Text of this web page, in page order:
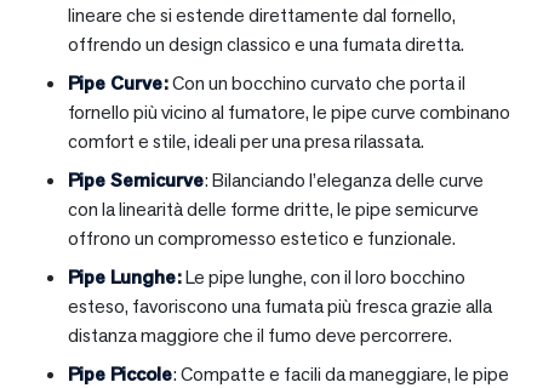
lineare che si estende direttamente dal fornello,
offrendo un design classico e una fumata diretta.
Pipe Curve:Con un bocchino curvato che porta il
fornello più vicino al fumatore, le pipe curve combinano
comfort e stile, ideali per una presa rilassata.
Pipe Semicurve: Bilanciando l’eleganza delle curve
con la linearità delle forme dritte, le pipe semicurve
offrono un compromesso estetico e funzionale.
Pipe Lunghe:Le pipe lunghe, con il loro bocchino
esteso, favoriscono una fumata più fresca grazie alla
distanza maggiore che il fumo deve percorrere.
Pipe Piccole: Compatte e facili da maneggiare, le pipe